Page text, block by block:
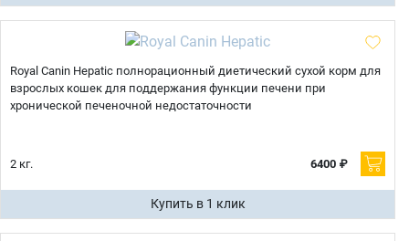
Royal Canin Hepatic полнорационный диетический сухой корм для
взрослых кошек для поддержания функции печени при
хронической печеночной недостаточности
2 кг. 6400 ₽
Купить в 1 клик